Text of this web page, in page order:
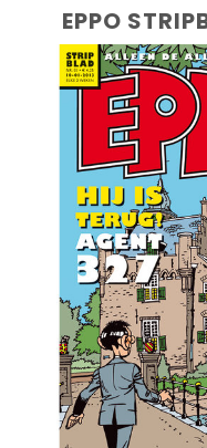
EPPO